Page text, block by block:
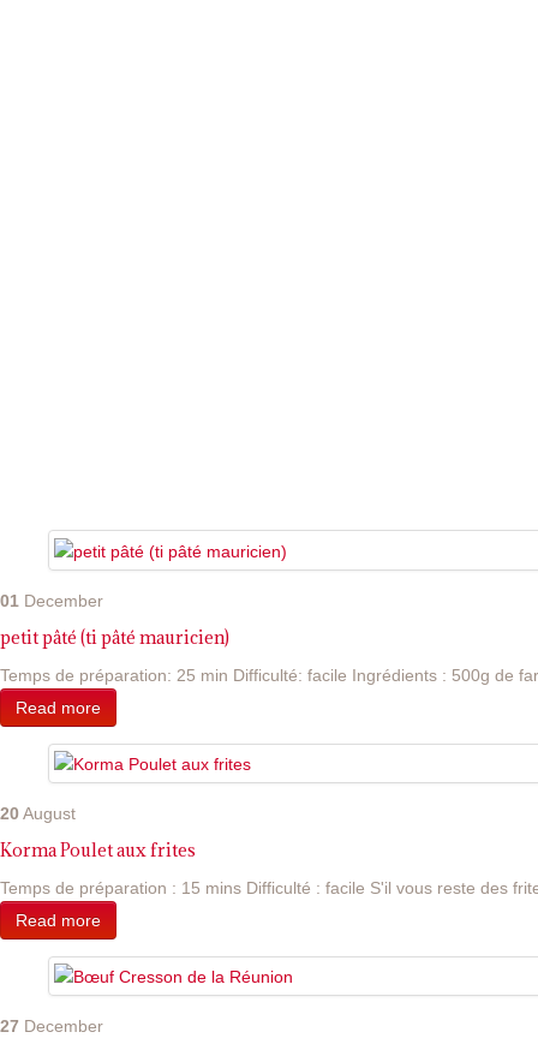
01 December
petit pâté (ti pâté mauricien)
Temps de préparation: 25 min Difficulté: facile Ingrédients : 500g de
Read more
20 August
Korma Poulet aux frites
Temps de préparation : 15 mins Difficulté : facile S'il vous reste des
Read more
27 December